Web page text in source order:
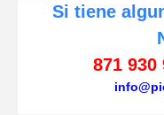
Compartir
Si tiene
871 930